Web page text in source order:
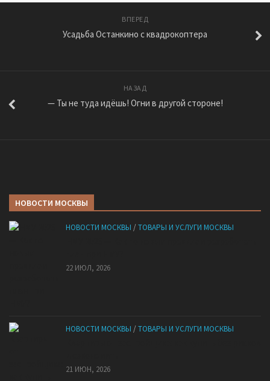
ВПЕРЕД
Усадьба Останкино с квадрокоптера
НАЗАД
— Ты не туда идёшь! Огни в другой стороне!
НОВОСТИ МОСКВЫ
НОВОСТИ МОСКВЫ /ТОВАРЫ И УСЛУГИ МОСКВЫ
22 ИЮЛ, 2026
НОВОСТИ МОСКВЫ /ТОВАРЫ И УСЛУГИ МОСКВЫ
21 ИЮН, 2026